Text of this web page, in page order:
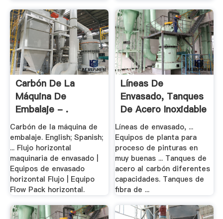
Carbón De La
Máquina De
Embalaje - .
Carbón de la máquina de
embalaje. English; Spanish;
... Flujo horizontal
maquinaria de envasado |
Equipos de envasado
horizontal Flujo | Equipo
Flow Pack horizontal.
Líneas De
Envasado, Tanques
De Acero Inoxidable
...
Líneas de envasado, ...
Equipos de planta para
proceso de pinturas en
muy buenas ... Tanques de
acero al carbón diferentes
capacidades. Tanques de
fibra de ...